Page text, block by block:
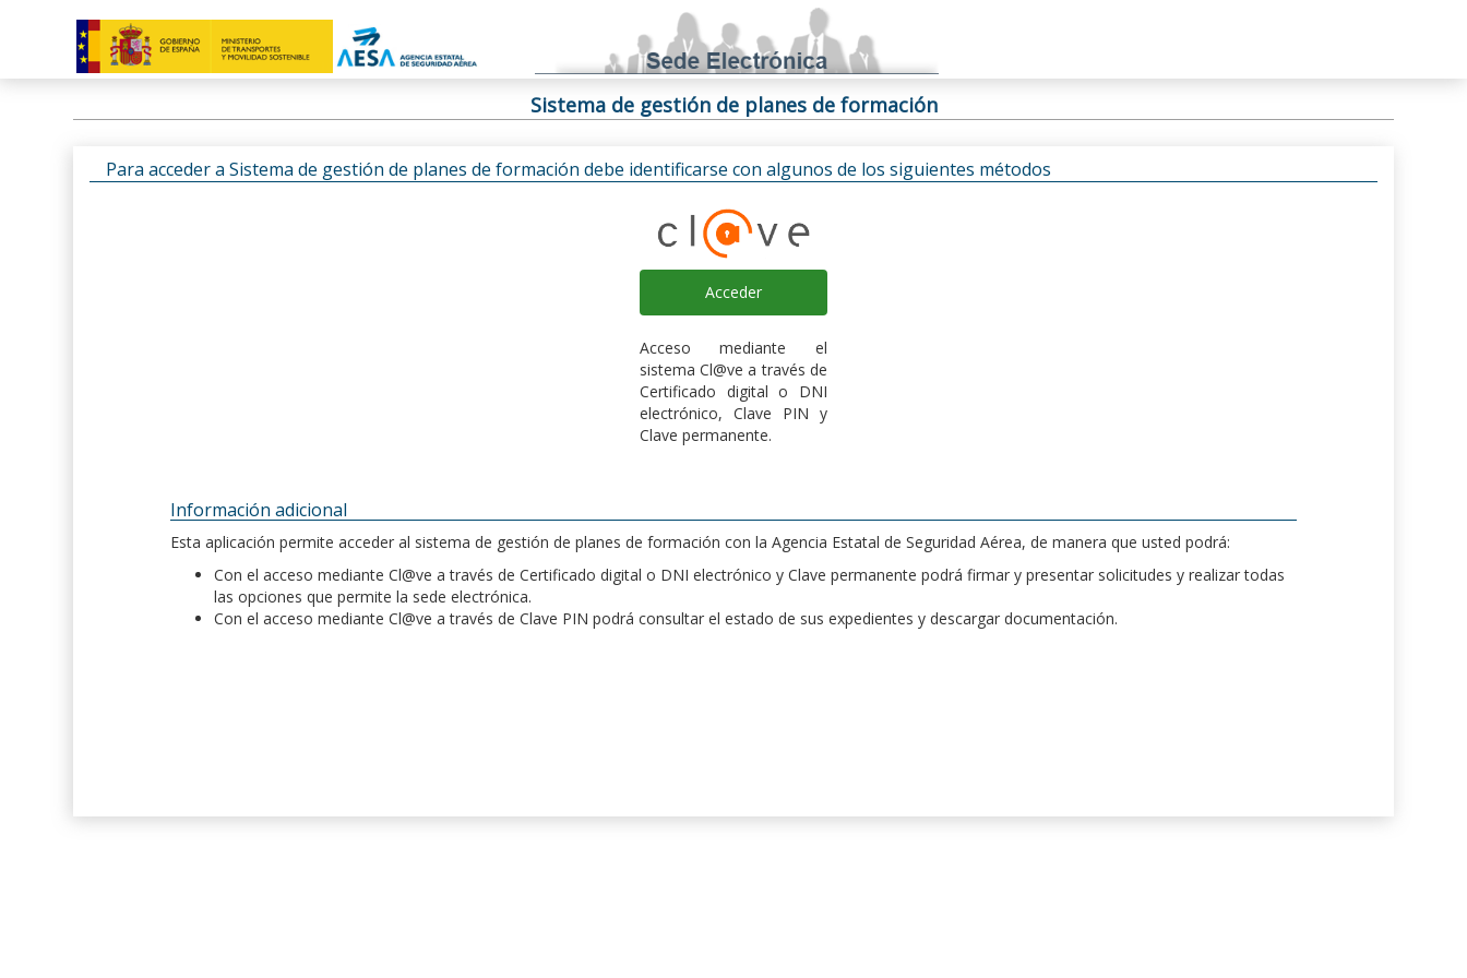
Sistema de gestión de planes de formación
Para acceder a Sistema de gestión de planes de formación debe identificarse con algunos de los siguientes métodos
Acceder
Acceso mediante el
sistema Cl@ve a través de
Certificado digital o DNI
electrónico, Clave PIN y
Clave permanente.
Información adicional
Esta aplicación permite acceder al sistema de gestión de planes de formación con la Agencia Estatal de Seguridad Aérea, de manera que usted podrá:
Con el acceso mediante Cl@ve a través de Certificado digital o DNI electrónico y Clave permanente podrá firmar y presentar solicitudes y realizar todas
las opciones que permite la sede electrónica.
Con el acceso mediante Cl@ve a través de Clave PIN podrá consultar el estado de sus expedientes y descargar documentación.